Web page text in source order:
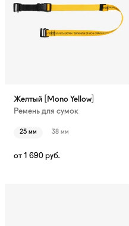
Желтый [Mono Yellow]
Ремень для сумок
25 мм 38 мм
от 1 690 руб.